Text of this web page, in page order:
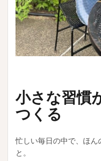
小さな習慣
つくる
忙しい毎日の中で、ほん
と。